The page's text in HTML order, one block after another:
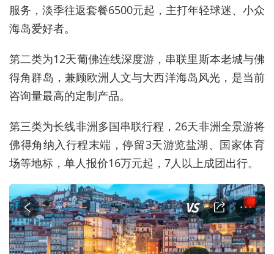
服务，淡季往返套餐6500元起，主打年轻球迷、小众
海岛爱好者。
第二类为12天葡佛连线深度游，串联里斯本老城与佛
得角群岛，兼顾欧洲人文与大西洋海岛风光，是当前
咨询量最高的定制产品。
第三类为长线非洲多国串联行程，26天非洲全景游将
佛得角纳入行程末端，停留3天游览盐湖、国家体育
场等地标，单人报价16万元起，7人以上成团出行。